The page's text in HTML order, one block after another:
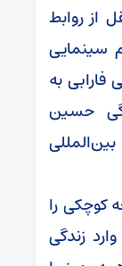
از روابط
سینمایی
فارابی به
حسین
کوچکی را
زندگی